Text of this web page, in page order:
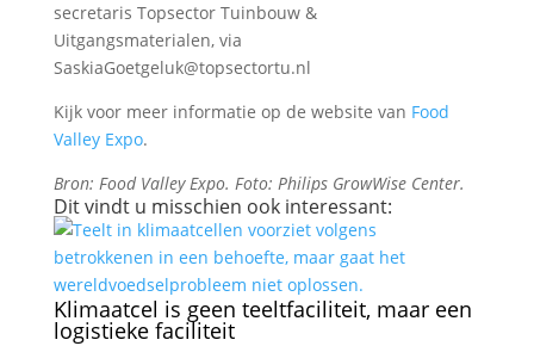
secretaris Topsector Tuinbouw &
Uitgangsmaterialen, via
SaskiaGoetgeluk@topsectortu.nl
Kijk voor meer informatie op de website van Food
Valley Expo.
Bron: Food Valley Expo. Foto: Philips GrowWise Center.
Dit vindt u misschien ook interessant:
Klimaatcel is geen teeltfaciliteit, maar een
logistieke faciliteit